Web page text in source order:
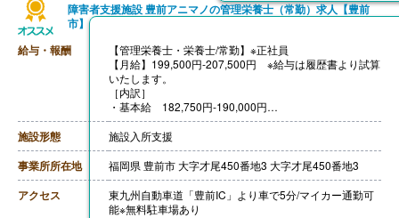
障害者支援施設 豊前アニマノの管理栄養士（常勤）求人【豊前
市】
給与・報酬
【管理栄養士・栄養士/常勤】※正社員
【月給】199,500円‐207,500円 ※給与は履歴書より試算
いたします。
［内訳］
・基本給 182,750円-190,000円
・栄養士手当 7,500円
・新処遇改善手当 ※年度の売上により変動あり
［その他手当］
・年末年始手当 ※12/31-1/3に出勤した場合
【賞与】年2回（計3,50ヶ月分）+寸志（計30,000円-50,
000円）※前年度実績、人事評価による
【通勤手当】あり（上限20,000円/月）
施設形態 施設入所支援
事業所所在地 福岡県 豊前市 大字才尾450番地3 大字才尾450番地3
アクセス
東九州自動車道「豊前IC」より車で5分/マイカー通勤可
能※無料駐車場あり